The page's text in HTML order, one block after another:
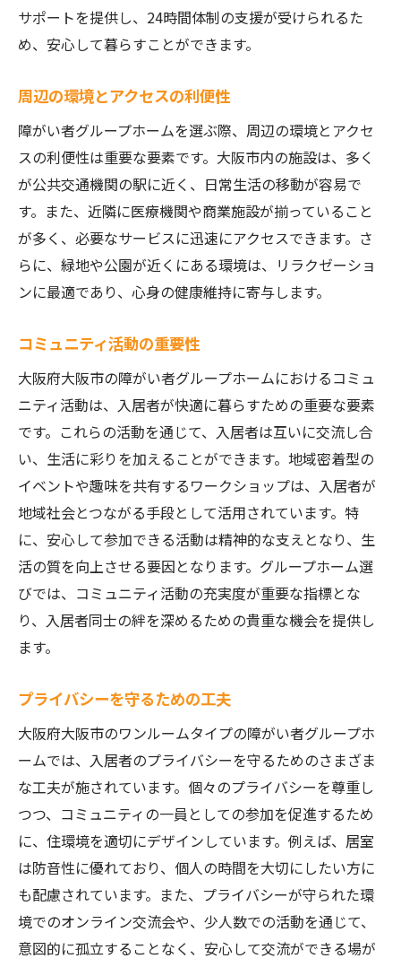
サポートを提供し、24時間体制の支援が受けられるた
め、安心して暮らすことができます。
周辺の環境とアクセスの利便性
障がい者グループホームを選ぶ際、周辺の環境とアクセ
スの利便性は重要な要素です。大阪市内の施設は、多く
が公共交通機関の駅に近く、日常生活の移動が容易で
す。また、近隣に医療機関や商業施設が揃っていること
が多く、必要なサービスに迅速にアクセスできます。さ
らに、緑地や公園が近くにある環境は、リラクゼーショ
ンに最適であり、心身の健康維持に寄与します。
コミュニティ活動の重要性
大阪府大阪市の障がい者グループホームにおけるコミュ
ニティ活動は、入居者が快適に暮らすための重要な要素
です。これらの活動を通じて、入居者は互いに交流し合
い、生活に彩りを加えることができます。地域密着型の
イベントや趣味を共有するワークショップは、入居者が
地域社会とつながる手段として活用されています。特
に、安心して参加できる活動は精神的な支えとなり、生
活の質を向上させる要因となります。グループホーム選
びでは、コミュニティ活動の充実度が重要な指標とな
り、入居者同士の絆を深めるための貴重な機会を提供し
ます。
プライバシーを守るための工夫
大阪府大阪市のワンルームタイプの障がい者グループホ
ームでは、入居者のプライバシーを守るためのさまざま
な工夫が施されています。個々のプライバシーを尊重し
つつ、コミュニティの一員としての参加を促進するため
に、住環境を適切にデザインしています。例えば、居室
は防音性に優れており、個人の時間を大切にしたい方に
も配慮されています。また、プライバシーが守られた環
境でのオンライン交流会や、少人数での活動を通じて、
意図的に孤立することなく、安心して交流ができる場が